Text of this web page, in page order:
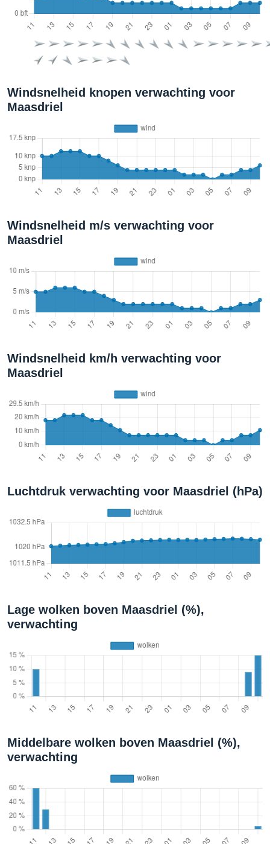
Windsnelheid knopen verwachting voor
Maasdriel
Windsnelheid m/s verwachting voor
Maasdriel
Windsnelheid km/h verwachting voor
Maasdriel
Luchtdruk verwachting voor Maasdriel (hPa)
Lage wolken boven Maasdriel (%),
verwachting
Middelbare wolken boven Maasdriel (%),
verwachting